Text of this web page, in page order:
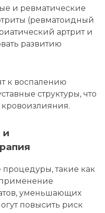
и ревматические
(ревматоидный
артрит и
развитию
к воспалению
структуры, что
кровоизлияния.
и
такие как
уменьшающих
повысить риск